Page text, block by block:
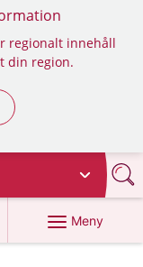
regionalt innehåll
din region.
Meny